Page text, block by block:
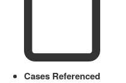
Cases Referenced